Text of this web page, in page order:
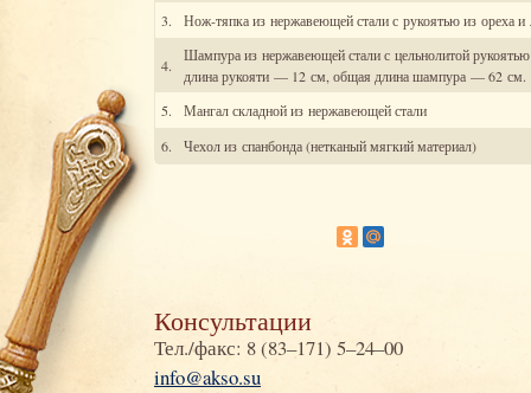
3.
Нож-тяпка из нержавеющей стали с рукоятью из ореха и
4.
Шампура из нержавеющей стали с цельнолитой
длина рукояти — 12 см, общая длина шампура — 62 см.
5.
Мангал складной из нержавеющей стали
6.
Чехол из спанбонда (нетканый мягкий материал)
Консультации
Тел./факс: 8 (83–171) 5–24–00
info@akso.su